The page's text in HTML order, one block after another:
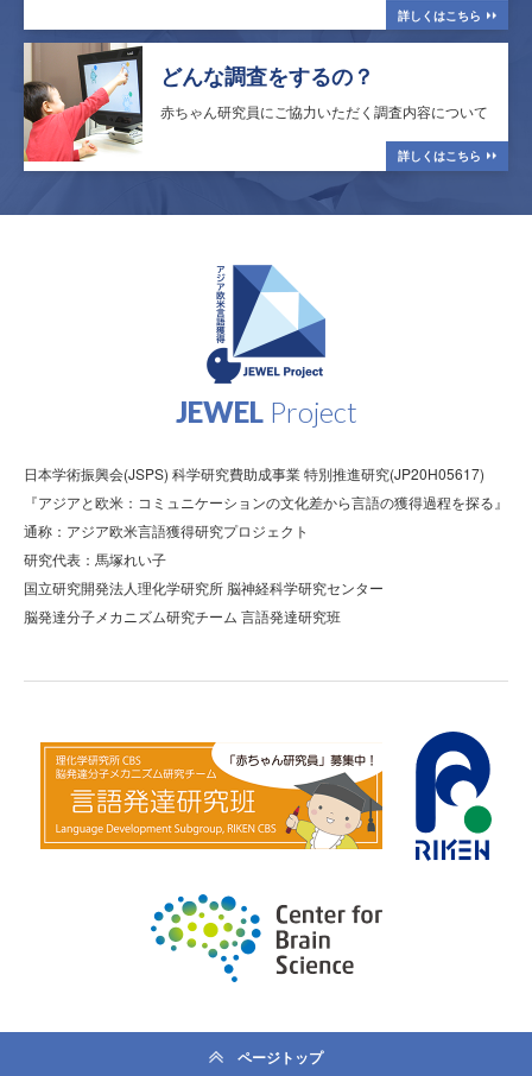
詳しくはこちら
どんな調査をするの？
赤ちゃん研究員にご協力いただく 調査内容について
詳しくはこちら
JEWELProject
日本学術振興会(JSPS) 科学研究費助成事業 特別推進研究(JP20H05617)
『アジアと欧米：コミュニケーションの文化差から言語の獲得過程を探る』
通称：アジア欧米言語獲得研究プロジェクト
研究代表：馬塚れい子
国立研究開発法人理化学研究所 脳神経科学研究センター
脳発達分子メカニズム研究チーム 言語発達研究班
ページトップ